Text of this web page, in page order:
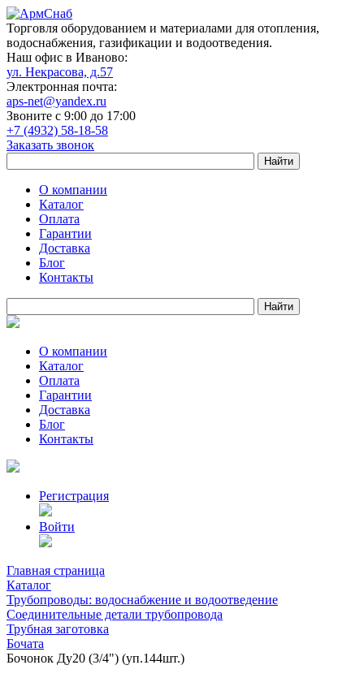
Торговля оборудованием и материалами для отопления,
водоснабжения, газификации и водоотведения.
Наш офис в Иваново:
ул. Некрасова, д.57
Электронная почта:
aps-net@yandex.ru
Звоните с 9:00 до 17:00
+7 (4932) 58-18-58
Заказать звонок
О компании
Каталог
Оплата
Гарантии
Доставка
Блог
Контакты
О компании
Каталог
Оплата
Гарантии
Доставка
Блог
Контакты
Регистрация
Войти
Главная страница
Каталог
Трубопроводы: водоснабжение и водоотведение
Соединительные детали трубопровода
Трубная заготовка
Бочата
Бочонок Ду20 (3/4") (уп.144шт.)